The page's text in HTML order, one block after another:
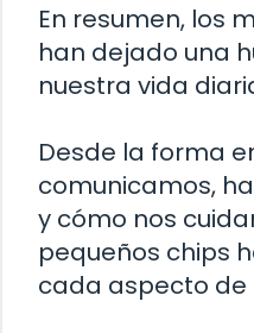
En resumen, los
han dejado una
nuestra vida
Desde la forma
comunicamos,
y cómo nos
pequeños chips
cada aspecto de